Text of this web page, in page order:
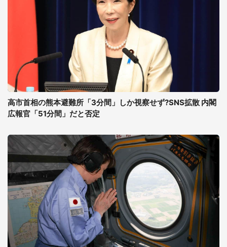
高市首相の熊本避難所「3分間」しか視察せず?SNS拡散 内閣
広報官「51分間」だと否定